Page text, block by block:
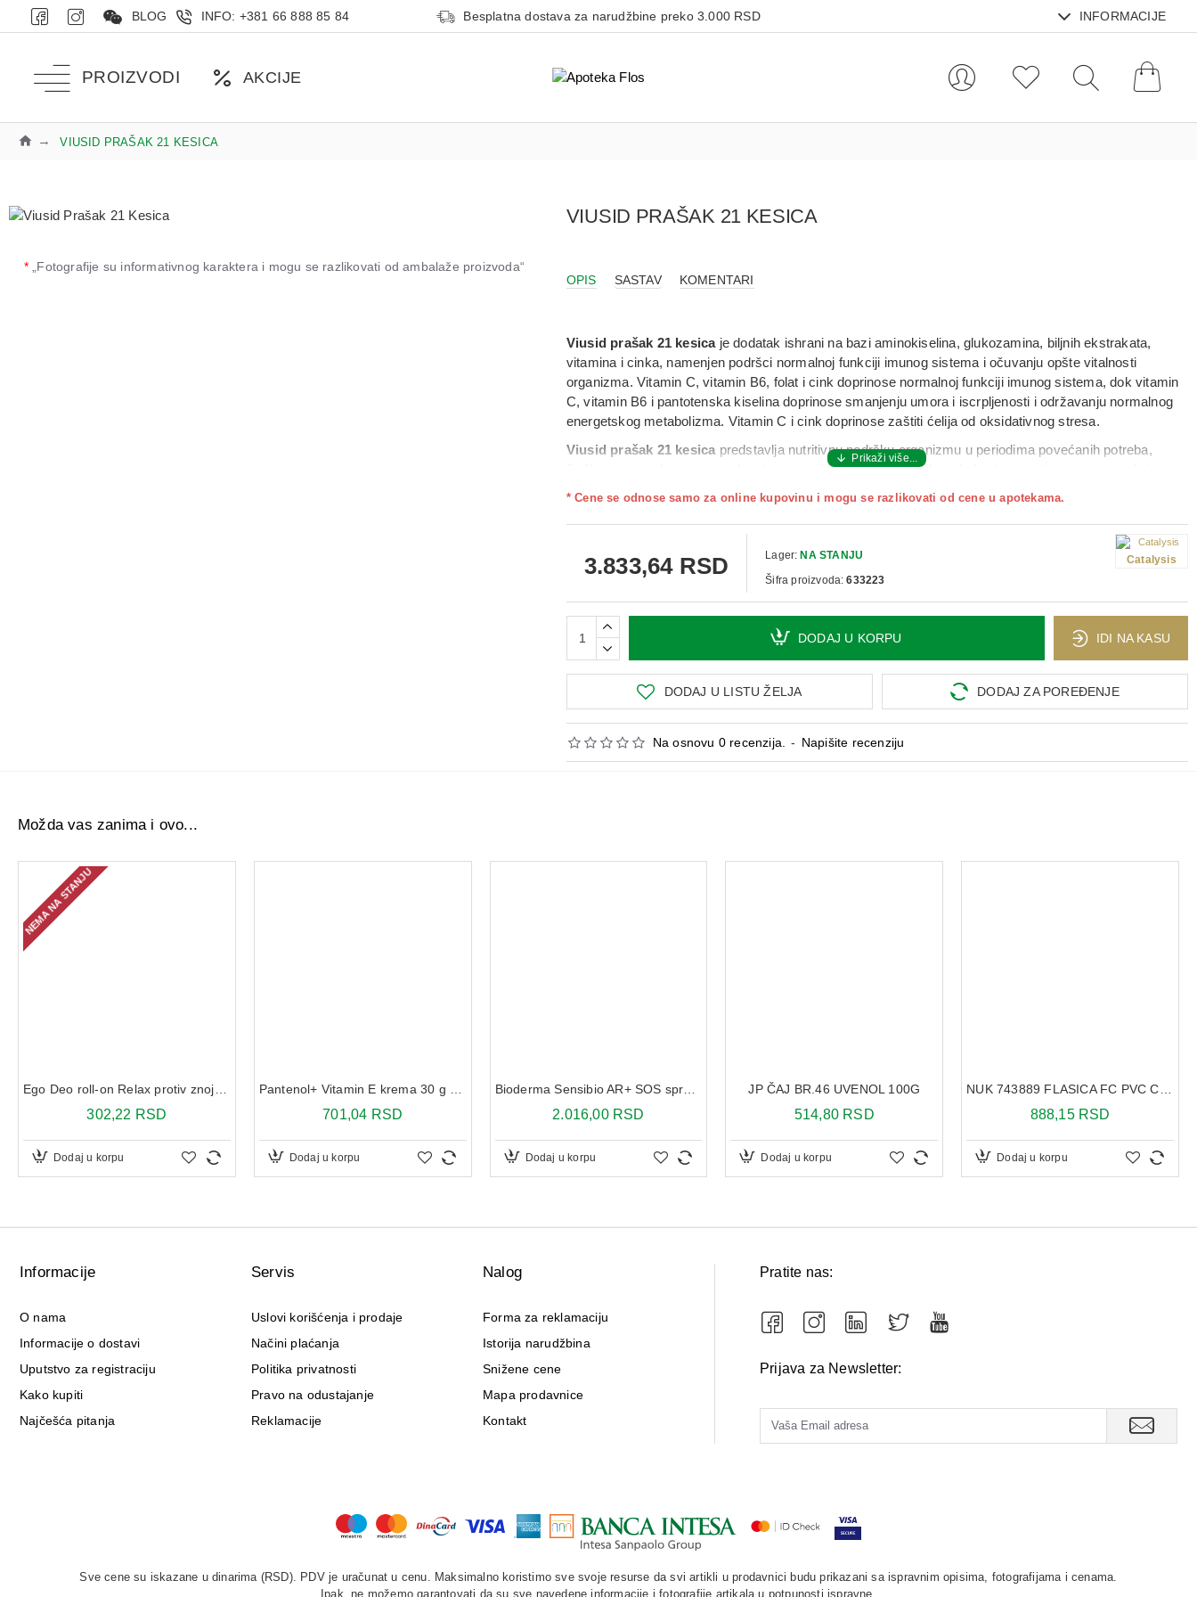
BLOG INFO: +381 66 888 85 84 Besplatna dostava za narudžbine preko 3.000 RSD INFORMACIJE
PROIZVODI AKCIJE
VIUSID PRAŠAK 21 KESICA
*„Fotografije su informativnog karaktera i mogu se razlikovati od ambalaže proizvoda“
VIUSID PRAŠAK 21 KESICA
OPIS SASTAV KOMENTARI
Viusid prašak 21 kesicaje dodatak ishrani na bazi aminokiselina, glukozamina, biljnih ekstrakata,
vitamina i cinka, namenjen podršci normalnoj funkciji imunog sistema i očuvanju opšte vitalnosti
organizma. Vitamin C, vitamin B6, folat i cink doprinose normalnoj funkciji imunog sistema, dok vitamin
C, vitamin B6 i pantotenska kiselina doprinose smanjenju umora i iscrpljenosti i održavanju normalnog
energetskog metabolizma. Vitamin C i cink doprinose zaštiti ćelija od oksidativnog stresa.
Viusid prašak 21 kesica predstavlja nutritivnu podršku organizmu u periodima povećanih potreba,
fizičkog i mentalnog napora, kao i u situacijama kada je potreban dodatni unos vitamina, minerala i
vitalnosti i normalnih fizioloških funkcija organizma.
Sadržaj kesice rastvoriti u 150 ml vode ili voćnog soka.
Odrasli: 1 kesica na svakih 8 sati.
Deca od 3 do 6 godina: 1 kesica dnevno.
Deca od 6 do 14 godina: 1–2 kesice dnevno. Primena kod dece isključivo uz preporuku lekara.
Na osnovu 0 recenzija. - Napišite recenziju
* Cene se odnose samo za online kupovinu i mogu se razlikovati od cene u apotekama.
3.833,64 RSD Lager: NA STANJU
Šifra proizvoda: 633223
Catalysis
DODAJ U KORPU IDI NA KASU
DODAJ U LISTU ŽELJA DODAJ ZA POREĐENJE
Možda vas zanima i ovo...
NEMA NA STANJU
302,22 RSD
Dodaj u korpu
701,04 RSD
Dodaj u korpu
2.016,00 RSD
Dodaj u korpu
JP ČAJ BR.46 UVENOL 100G
514,80 RSD
Dodaj u korpu
888,15 RSD
Dodaj u korpu
Informacije
O nama
Informacije o dostavi
Uputstvo za registraciju
Kako kupiti
Najčešća pitanja
Servis
Uslovi korišćenja i prodaje
Načini plaćanja
Politika privatnosti
Pravo na odustajanje
Reklamacije
Nalog
Forma za reklamaciju
Istorija narudžbina
Snižene cene
Mapa prodavnice
Kontakt
Pratite nas:
Prijava za Newsletter:
Sve cene su iskazane u dinarima (RSD). PDV je uračunat u cenu. Maksimalno koristimo sve svoje resurse da svi artikli u prodavnici budu prikazani sa ispravnim opisima, fotografijama i cenama.
Ipak, ne možemo garantovati da su sve navedene informacije i fotografije artikala u potpunosti ispravne.